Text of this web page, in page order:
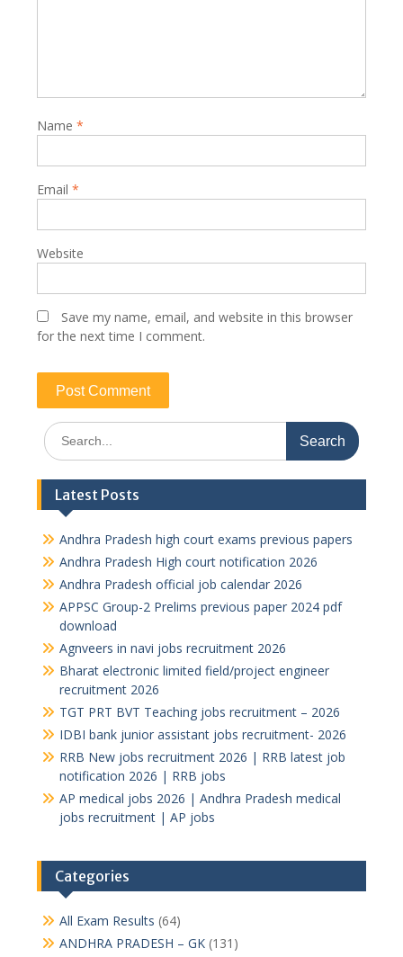
Name *
Email *
Website
Save my name, email, and website in this browser
for the next time I comment.
Search
for:
Latest Posts
Andhra Pradesh high court exams previous papers
Andhra Pradesh High court notification 2026
Andhra Pradesh official job calendar 2026
APPSC Group-2 Prelims previous paper 2024 pdf
download
Agnveers in navi jobs recruitment 2026
Bharat electronic limited field/project engineer
recruitment 2026
TGT PRT BVT Teaching jobs recruitment – 2026
IDBI bank junior assistant jobs recruitment- 2026
RRB New jobs recruitment 2026 | RRB latest job
notification 2026 | RRB jobs
AP medical jobs 2026 | Andhra Pradesh medical
jobs recruitment | AP jobs
Categories
All Exam Results (64)
ANDHRA PRADESH – GK(131)